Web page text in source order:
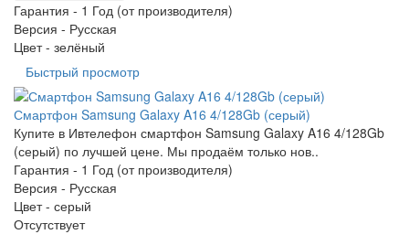
Гарантия - 1 Год (от производителя)
Версия - Русская
Цвет - зелёный
Быстрый просмотр
Смартфон Samsung Galaxy A16 4/128Gb (серый)
Купите в Ивтелефон смартфон Samsung Galaxy A16 4/128Gb
(серый) по лучшей цене. Мы продаём только нов..
Гарантия - 1 Год (от производителя)
Версия - Русская
Цвет - серый
Отсутствует